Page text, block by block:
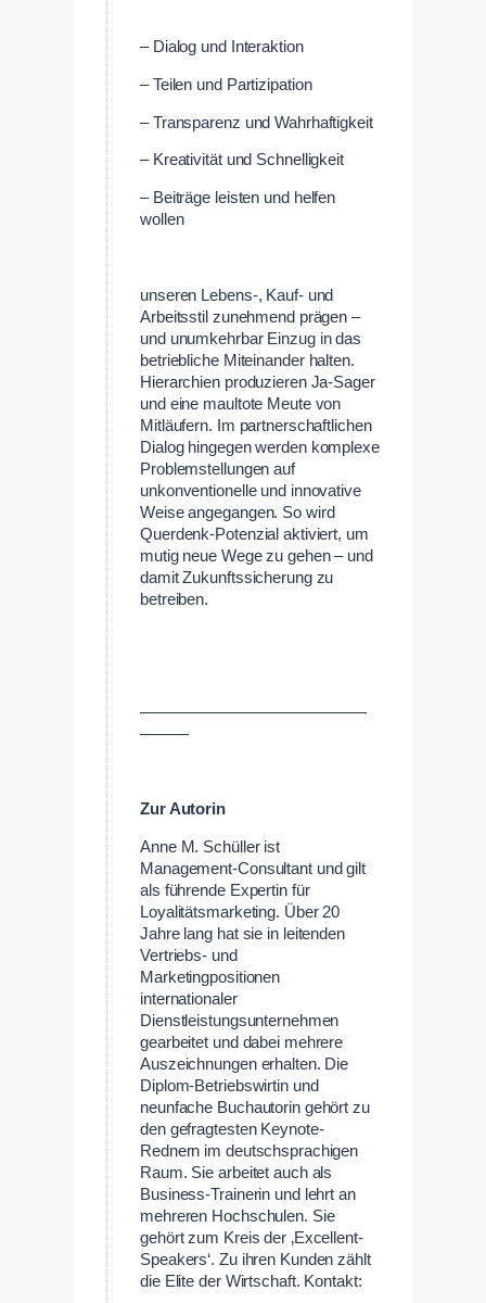
– Dialog und Interaktion
– Teilen und Partizipation
– Transparenz und Wahrhaftigkeit
– Kreativität und Schnelligkeit
– Beiträge leisten und helfen
wollen
unseren Lebens-, Kauf- und
Arbeitsstil zunehmend prägen –
und unumkehrbar Einzug in das
betriebliche Miteinander halten.
Hierarchien produzieren Ja-Sager
und eine maultote Meute von
Mitläufern. Im partnerschaftlichen
Dialog hingegen werden komplexe
Problemstellungen auf
unkonventionelle und innovative
Weise angegangen. So wird
Querdenk-Potenzial aktiviert, um
mutig neue Wege zu gehen – und
damit Zukunftssicherung zu
betreiben.
——————————————
———
Zur Autorin
Anne M. Schüller ist
Management-Consultant und gilt
als führende Expertin für
Loyalitätsmarketing. Über 20
Jahre lang hat sie in leitenden
Vertriebs- und
Marketingpositionen
internationaler
Dienstleistungsunternehmen
gearbeitet und dabei mehrere
Auszeichnungen erhalten. Die
Diplom-Betriebswirtin und
neunfache Buchautorin gehört zu
den gefragtesten Keynote-
Rednern im deutschsprachigen
Raum. Sie arbeitet auch als
Business-Trainerin und lehrt an
mehreren Hochschulen. Sie
gehört zum Kreis der ‚Excellent-
Speakers‘. Zu ihren Kunden zählt
die Elite der Wirtschaft. Kontakt: